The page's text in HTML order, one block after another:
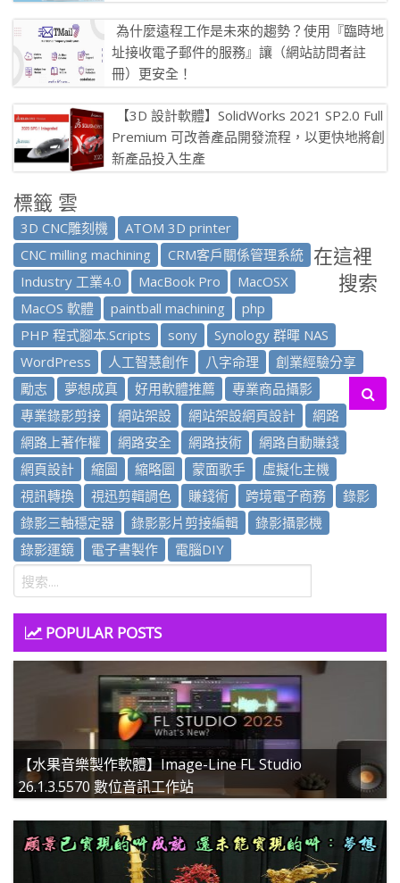
聽，那播音員的聲音都有磁性啊！ 手 […]
為什麼遠程工作是未來的趨勢？使用『臨時地
址接收電子郵件的服務』讓（網站訪問者註
冊）更安全！
的服務？ 當我們發現匿名電子郵件的存在時，我們並不完
全了解它的用處。 最 […]
【3D 設計軟體】SolidWorks 2021 SP2.0 Full
Premium 可改善產品開發流程，以更快地將創
新產品投入生產
工具，並提供了完成關鍵細節工作的深度。新功能可幫助您
改善產品開發 […]
標籤 雲
3D CNC雕刻機
ATOM 3D printer
CNC milling machining
CRM客戶關係管理系統
Industry 工業4.0
MacBook Pro
MacOSX
MacOS 軟體
paintball machining
php
PHP 程式腳本.Scripts
sony
Synology 群暉 NAS
WordPress
人工智慧創作 八字命理
創業經驗分享
勵志
夢想成真 好用軟體推薦
專業商品攝影
專業錄影剪接
網站架設 網站架設網頁設計
網路
網路上著作權
網路安全 網路技術
網路自動賺錢
網頁設計
縮圖 縮略圖 蒙面歌手
虛擬化主機
視訊轉換
視迅剪輯調色 賺錢術 跨境電子商務
錄影
錄影三軸穩定器
錄影影片剪接編輯
錄影攝影機
錄影運鏡
電子書製作 電腦DIY
在這裡
搜索
POPULAR POSTS
【水果音樂製作軟體】Image-Line FL Studio
26.1.3.5570 數位音訊工作站